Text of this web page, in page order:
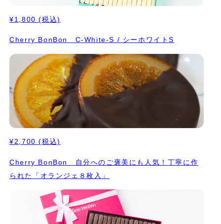
¥1,800 (税込)
Cherry BonBon C-White-S / シーホワイトS
¥2,700 (税込)
Cherry BonBon 自分へのご褒美にも人気！丁寧に作
られた「オランジェ８枚入」